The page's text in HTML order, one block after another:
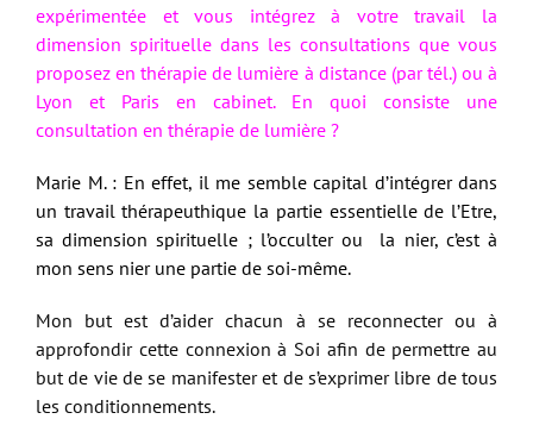
expérimentée et vous intégrez à votre travail la
dimension spirituelle dans les consultations que vous
proposez en thérapie de lumière à distance (par tél.) ou à
Lyon et Paris en cabinet. En quoi consiste une
consultation en thérapie de lumière ?
Marie M. : En effet, il me semble capital d’intégrer dans
un travail thérapeuthique la partie essentielle de l’Etre,
sa dimension spirituelle ; l’occulter ou la nier, c’est à
mon sens nier une partie de soi-même.
Mon but est d’aider chacun à se reconnecter ou à
approfondir cette connexion à Soi afin de permettre au
but de vie de se manifester et de s’exprimer libre de tous
les conditionnements.